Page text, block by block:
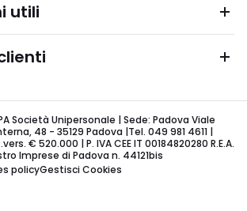
utili
Società Unipersonale | Sede: Padova Viale
48 - 35129 Padova |Tel. 049 981 4611 |
€ 520.000 | P. IVA CEE IT 00184820280 R.E.A.
Imprese di Padova n. 44121bis
policyGestisci Cookies